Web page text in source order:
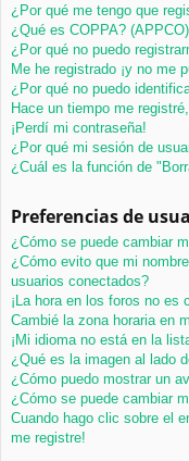
d
os
¿Por qué me tengo que
¿Qué es COPPA? (APPCO)
¿Por qué no puedo
Me he registrado ¡y no me
¿Por qué no puedo
Hace un tiempo me
¡Perdí mi contraseña!
¿Por qué mi sesión de
¿Cuál es la función de
Preferencias de
¿Cómo se puede cambiar
¿Cómo evito que mi
usuarios conectados?
¡La hora en los foros no es
Cambié la zona horaria en
¡Mi idioma no está en la
¿Qué es la imagen al lado
¿Cómo puedo mostrar un
¿Cómo se puede cambiar
Cuando hago clic sobre el
me registre!